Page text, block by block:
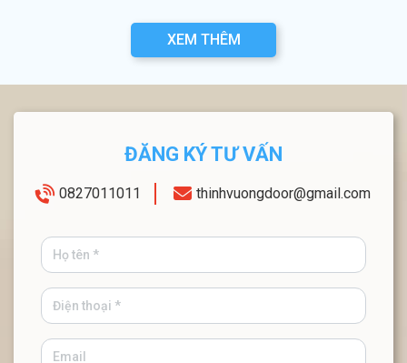
XEM THÊM
ĐĂNG KÝ TƯ VẤN
0827011011 thinhvuongdoor@gmail.com